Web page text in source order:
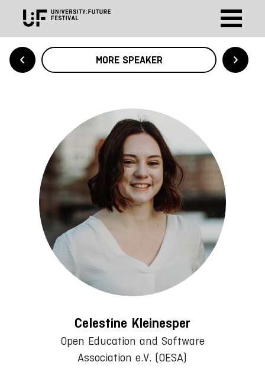
MORE SPEAKER
Celestine Kleinesper
Open Education and Software
Association e.V. (OESA)